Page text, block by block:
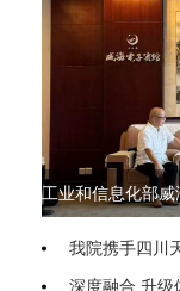
工业和信息化部
我院携手四川
生科技 共探低空
深度融合 升